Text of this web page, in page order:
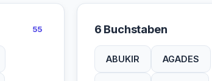
TOR TUR WAR
WOI WUM
55 6 Buchstaben
ABUKIR AGADES